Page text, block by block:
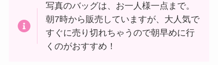
写真のバッグは、お一人様一点まで。
朝7時から販売していますが、大人気で
すぐに売り切れちゃうので朝早めに行
くのがおすすめ！